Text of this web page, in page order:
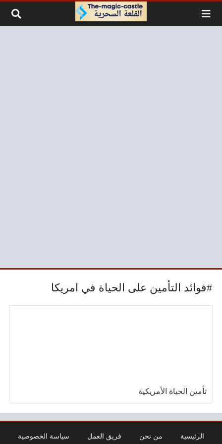
#فوائد التأمين على الحياة في امريكا
تأمين الحياة الأمريكية
الرئيسية من نحن فريق العمل سياسة الخصوصية